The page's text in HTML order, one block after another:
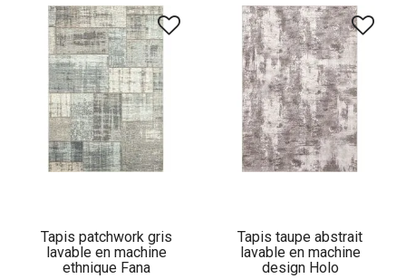
Tapis patchwork gris
lavable en machine
ethnique Fana
Tapis taupe abstrait
lavable en machine
design Holo